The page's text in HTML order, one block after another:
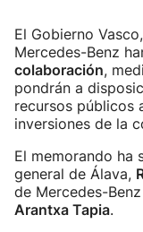
El Gobierno
Mercedes-Benz
colaboración,
pondrán a
recursos públicos
inversiones de la
El memorando ha
general de Álava,
de Mercedes-
Arantxa Tapia.